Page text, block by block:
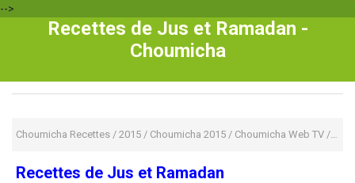
-->
Recettes de Jus et Ramadan -
Choumicha
Choumicha Recettes / 2015 / Choumicha 2015 / Choumicha Web TV / jus
Recettes de Jus et Ramadan